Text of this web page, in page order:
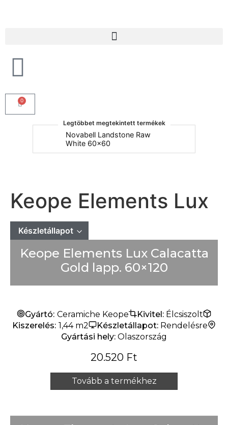
0
Legtöbbet megtekintett termékek
Novabell Landstone Raw
White 60x60
Keope Elements Lux
Készletállapot
Mindet mutat
Készlet erejéig
Keope Elements Lux Calacatta
Gold lapp. 60×120
Gyártó: Ceramiche Keope Kivitel: Élcsiszolt
Kiszerelés: 1,44 m2 Készletállapot: Rendelésre
Gyártási hely: Olaszország
20.520 Ft
Tovább a termékhez